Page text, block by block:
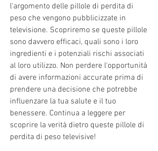
l'argomento delle pillole di perdita di
peso che vengono pubblicizzate in
televisione. Scopriremo se queste pillole
sono davvero efficaci, quali sono i loro
ingredienti e i potenziali rischi associati
al loro utilizzo. Non perdere l'opportunità
di avere informazioni accurate prima di
prendere una decisione che potrebbe
influenzare la tua salute e il tuo
benessere. Continua a leggere per
scoprire la verità dietro queste pillole di
perdita di peso televisive!